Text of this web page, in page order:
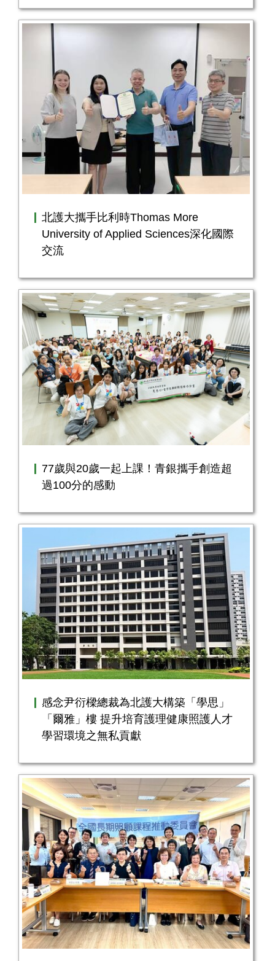
北護大攜手比利時Thomas More
University of Applied Sciences深化國際
交流
77歲與20歲一起上課！青銀攜手創造超
過100分的感動
感念尹衍樑總裁為北護大構築「學思」
「爾雅」樓 提升培育護理健康照護人才
學習環境之無私貢獻